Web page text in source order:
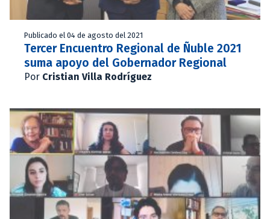
Publicado el 04 de agosto del 2021
Tercer Encuentro Regional de Ñuble 2021
suma apoyo del Gobernador Regional
Por Cristian Villa Rodríguez